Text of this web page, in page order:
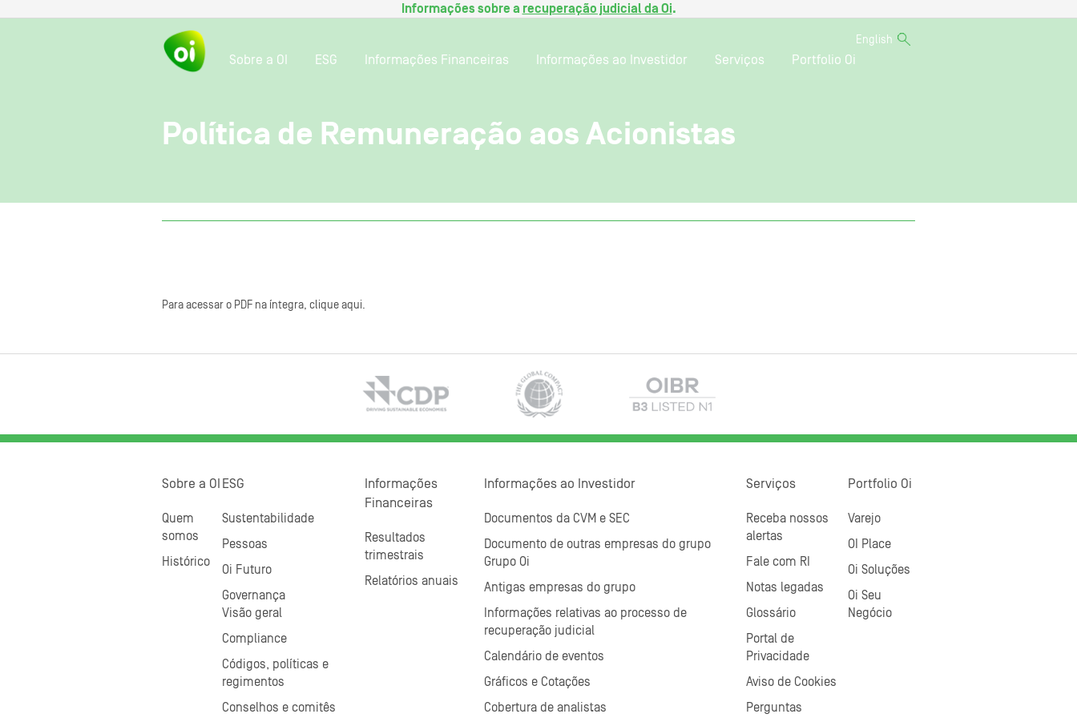
Informações sobre a recuperação judicial da Oi.
English
Sobre a OI ESG Informações Financeiras Informações ao Investidor Serviços Portfolio Oi
Política de Remuneração aos Acionistas
Para acessar o PDF na íntegra, clique aqui.
Sobre a OI
Quem
somos
Histórico
ESG
Sustentabilidade
Pessoas
Oi Futuro
Governança
Visão geral
Compliance
Códigos, políticas e
regimentos
Conselhos e comitês
Informações
Financeiras
Resultados
trimestrais
Relatórios anuais
Informações ao Investidor
Documentos da CVM e SEC
Documento de outras empresas do grupo
Grupo Oi
Antigas empresas do grupo
Informações relativas ao processo de
recuperação judicial
Calendário de eventos
Gráficos e Cotações
Cobertura de analistas
Serviços
Receba nossos
alertas
Fale com RI
Notas legadas
Glossário
Portal de
Privacidade
Aviso de Cookies
Perguntas
Portfolio Oi
Varejo
OI Place
Oi Soluções
Oi Seu
Negócio